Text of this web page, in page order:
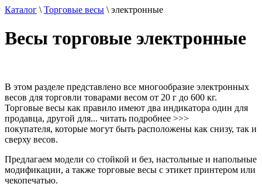
Каталог \ Торговые весы \ электронные
Весы торговые электронные
В этом разделе представлено все многообразие электронных
весов для торговли товарами весом от 20 г до 600 кг.
Торговые весы как правило имеют два индикатора один для
продавца, другой для... читать подробнее >>>
покупателя, которые могут быть расположены как снизу, так и
сверху весов.
Предлагаем модели со стойкой и без, настольные и напольные
модификации, а также торговые весы с этикет принтером или
чекопечатью.